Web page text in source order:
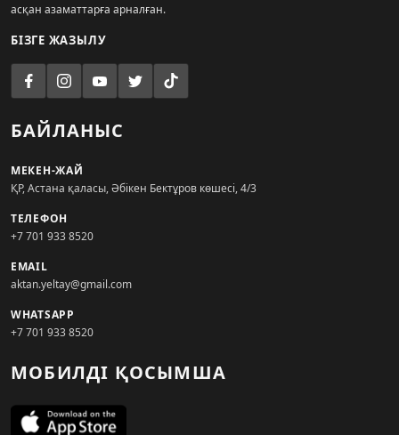
асқан азаматтарға арналған.
БІЗГЕ ЖАЗЫЛУ
БАЙЛАНЫС
МЕКЕН-ЖАЙ
ҚР, Астана қаласы, Әбікен Бектұров көшесі, 4/3
ТЕЛЕФОН
+7 701 933 8520
EMAIL
aktan.yeltay@gmail.com
WHATSAPP
+7 701 933 8520
МОБИЛДІ ҚОСЫМША